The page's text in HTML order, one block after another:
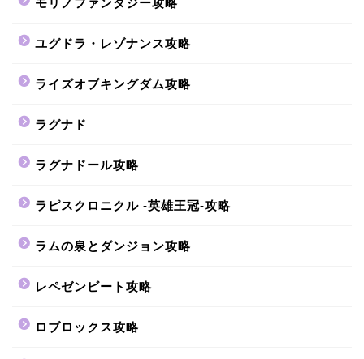
ユグドラ・レゾナンス攻略
ライズオブキングダム攻略
ラグナド
ラグナドール攻略
ラピスクロニクル -英雄王冠-攻略
ラムの泉とダンジョン攻略
レペゼンビート攻略
ロブロックス攻略